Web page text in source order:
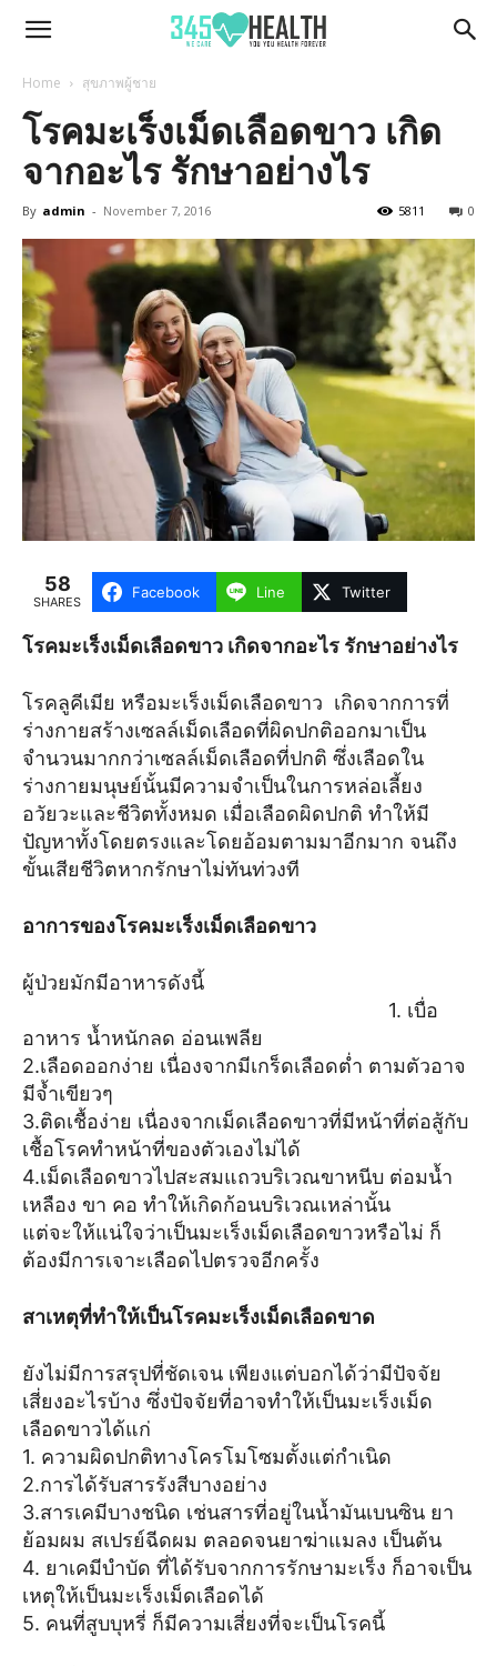
345Health
Home สุขภาพผู้ชาย
โรคมะเร็งเม็ดเลือดขาว เกิด
จากอะไร รักษาอย่างไร
By admin - November 7, 2016 0
5811
58
SHARES
Facebook Line Twitter
โรคมะเร็งเม็ดเลือดขาว เกิดจากอะไร รักษาอย่างไร
โรคลูคีเมีย หรือมะเร็งเม็ดเลือดขาว เกิดจากการที่
ร่างกายสร้างเซลล์เม็ดเลือดที่ผิดปกติออกมาเป็น
จำนวนมากกว่าเซลล์เม็ดเลือดที่ปกติ ซึ่งเลือดใน
ร่างกายมนุษย์นั้นมีความจำเป็นในการหล่อเลี้ยง
อวัยวะและชีวิตทั้งหมด เมื่อเลือดผิดปกติ ทำให้มี
ปัญหาทั้งโดยตรงและโดยอ้อมตามมาอีกมาก จนถึง
ขั้นเสียชีวิตหากรักษาไม่ทันท่วงที
อาการของโรคมะเร็งเม็ดเลือดขาว
ผู้ป่วยมักมีอาหารดังนี้
1. เบื่อ
อาหาร น้ำหนักลด อ่อนเพลีย
2.เลือดออกง่าย เนื่องจากมีเกร็ดเลือดต่ำ ตามตัวอาจ
มีจ้ำเขียวๆ
3.ติดเชื้อง่าย เนื่องจากเม็ดเลือดขาวที่มีหน้าที่ต่อสู้กับ
เชื้อโรคทำหน้าที่ของตัวเองไม่ได้
4.เม็ดเลือดขาวไปสะสมแถวบริเวณขาหนีบ ต่อมน้ำ
เหลือง ขา คอ ทำให้เกิดก้อนบริเวณเหล่านั้น
แต่จะให้แน่ใจว่าเป็นมะเร็งเม็ดเลือดขาวหรือไม่ ก็
ต้องมีการเจาะเลือดไปตรวจอีกครั้ง
สาเหตุที่ทำให้เป็นโรคมะเร็งเม็ดเลือดขาด
ยังไม่มีการสรุปที่ชัดเจน เพียงแต่บอกได้ว่ามีปัจจัย
เสี่ยงอะไรบ้าง ซึ่งปัจจัยที่อาจทำให้เป็นมะเร็งเม็ด
เลือดขาวได้แก่
1. ความผิดปกติทางโครโมโซมตั้งแต่กำเนิด
2.การได้รับสารรังสีบางอย่าง
3.สารเคมีบางชนิด เช่นสารที่อยู่ในน้ำมันเบนซิน ยา
ย้อมผม สเปรย์ฉีดผม ตลอดจนยาฆ่าแมลง เป็นต้น
4. ยาเคมีบำบัด ที่ได้รับจากการรักษามะเร็ง ก็อาจเป็น
เหตุให้เป็นมะเร็งเม็ดเลือดได้
5. คนที่สูบบุหรี่ ก็มีความเสี่ยงที่จะเป็นโรคนี้